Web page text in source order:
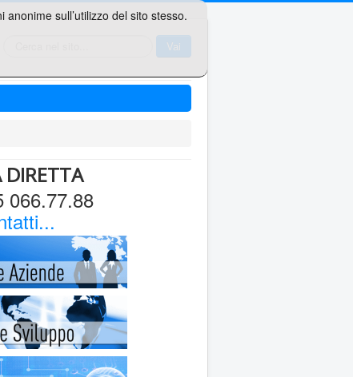
Vai
DIRETTA
sull’utilizzo del sito stesso.